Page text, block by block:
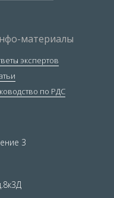
материалы
экспертов
по РДС
3